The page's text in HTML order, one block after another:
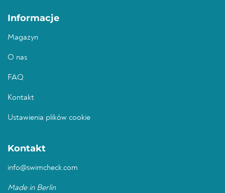
Informacje
Magazyn
O nas
FAQ
Kontakt
Ustawienia plików cookie
Kontakt
info@swimcheck.com
Made in Berlin